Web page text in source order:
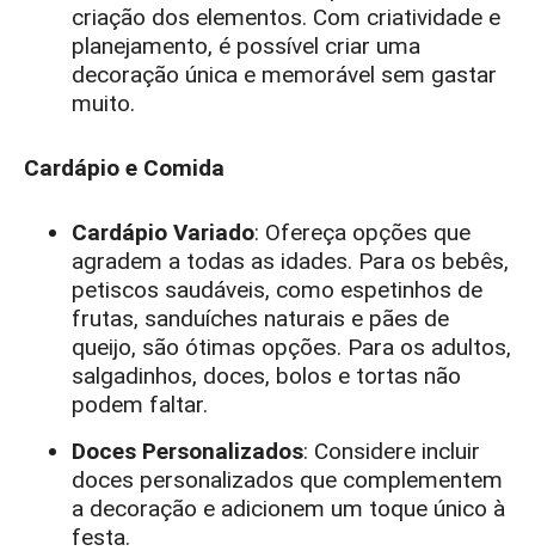
criação dos elementos. Com criatividade e
planejamento, é possível criar uma
decoração única e memorável sem gastar
muito.
Cardápio e Comida
Cardápio Variado: Ofereça opções que
agradem a todas as idades. Para os bebês,
petiscos saudáveis, como espetinhos de
frutas, sanduíches naturais e pães de
queijo, são ótimas opções. Para os adultos,
salgadinhos, doces, bolos e tortas não
podem faltar.
Doces Personalizados: Considere incluir
doces personalizados que complementem
a decoração e adicionem um toque único à
festa.